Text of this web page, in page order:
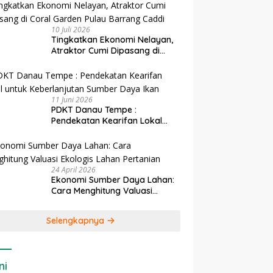
10 Juli 2026
Tingkatkan Ekonomi Nelayan,
Atraktor Cumi Dipasang di
Caddi
11 Juni 2026
PDKT Danau Tempe :
Pendekatan Kearifan Lokal
Daya Ikan
24 April 2026
Ekonomi Sumber Daya Lahan:
Cara Menghitung Valuasi
Selengkapnya